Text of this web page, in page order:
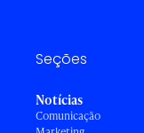
Seções
Notícias
Comunicação